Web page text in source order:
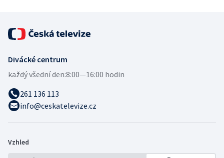
Divácké centrum
každý všední den:8:00—16:00 hodin
261 136 113
info@ceskatelevize.cz
Vzhled